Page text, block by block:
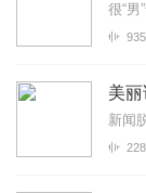
很“男
935
美
新闻